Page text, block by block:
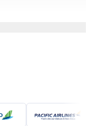
Philadelphia -